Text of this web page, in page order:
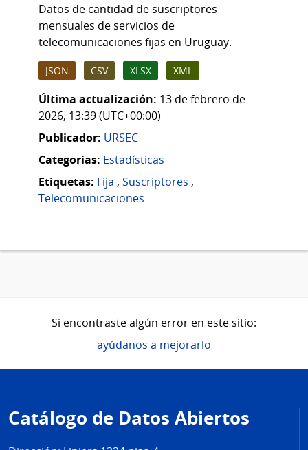
Datos de cantidad de suscriptores
mensuales de servicios de
telecomunicaciones fijas en Uruguay.
JSON CSV XLSX XML
Última actualización: 13 de febrero de
2026, 13:39 (UTC+00:00)
Publicador: URSEC
Categorias: Estadísticas
Etiquetas: Fija , Suscriptores ,
Telecomunicaciones
Si encontraste algún error en este sitio:
ayúdanos a mejorarlo
de
página
Catálogo de Datos Abiertos